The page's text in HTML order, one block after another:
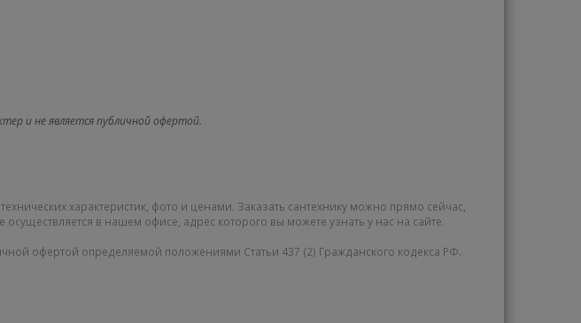
и не является публичной офертой.
характеристик, фото и ценами. Заказать сантехнику можно прямо сейчас,
в нашем офисе, адрес которого вы можете узнать у нас на сайте.
офертой определяемой положениями Статьи 437 (2) Гражданского кодекса РФ.